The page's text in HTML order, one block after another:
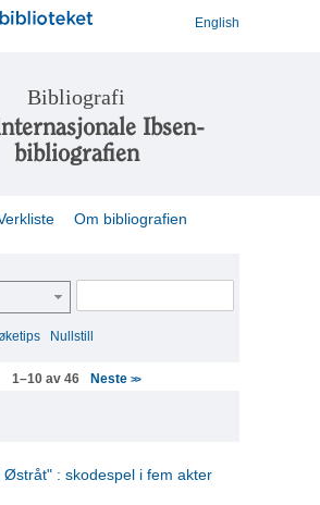
English
Bibliografi
Ibsen-
bibliografien
Om bibliografien
Nullstill
1–10 av 46 Neste>>
Østråt" : skodespel i fem akter